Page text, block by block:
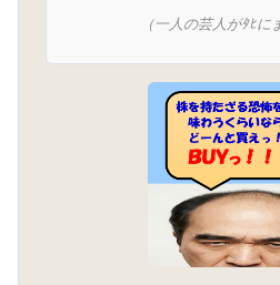
（一人の芸人がﾀﾋ